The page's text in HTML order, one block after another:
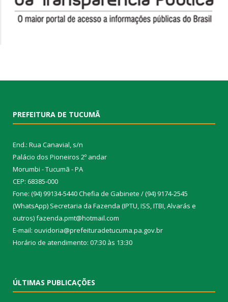
PREFEITURA DE TUCUMÃ
End.: Rua Canavial, s/n
Palácio dos Pioneiros 2º andar
Morumbi - Tucumã - PA
CEP: 68385-000
Fone: (94) 99134-5440 Chefia de Gabinete / (94) 9174-2545
(WhatsApp) Secretaria da Fazenda (IPTU, ISS, ITBI, Alvarás e
outros) fazenda.pmt@hotmail.com
E-mail: ouvidoria@prefeituradetucuma.pa.gov.br
Horário de atendimento: 07:30 às 13:30
ÚLTIMAS PUBLICAÇÕES